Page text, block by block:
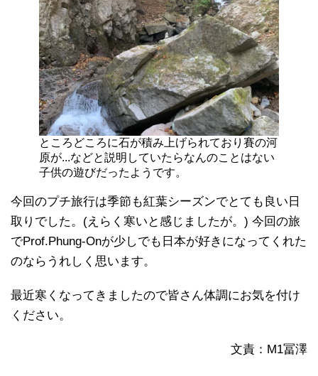
ところどころに石が積み上げられており賽の河
原が...などと説明していたらなんのことはない
子供の遊びだったようです。
今回のプチ旅行は季節も紅葉シーズンでとても良い日
取りでした。(えらく寒いと感じましたが。) 今回の旅
でProf.Phung-Onが少しでも日本が好きになってくれた
のならうれしく思います。
最近寒くなってきましたので皆さん体調にお気を付け
ください。
文責：M1冨澤